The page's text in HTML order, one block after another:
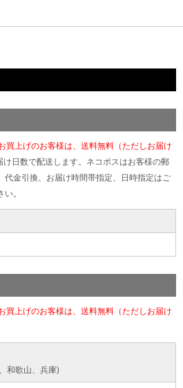
買上げのお客様は、送料無料（ただしお届け
け日数で配送します。ネコポスはお客様の郵
代金引換、お届け時間帯指定、日時指定はご
。
買上げのお客様は、送料無料（ただしお届け
和歌山、兵庫)